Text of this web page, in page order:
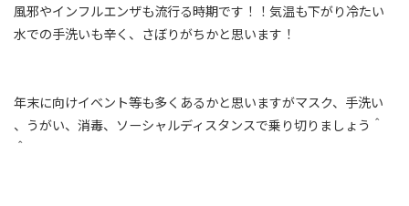
風邪やインフルエンザも流行る時期です！！気温も下がり冷たい
水での手洗いも辛く、さぼりがちかと思います！
年末に向けイベント等も多くあるかと思いますがマスク、手洗い
、うがい、消毒、ソーシャルディスタンスで乗り切りましょう＾
＾